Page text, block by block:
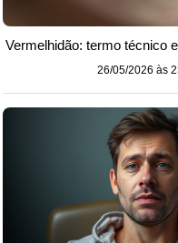
Vermelhidão: termo técnico
26/05/2026 às